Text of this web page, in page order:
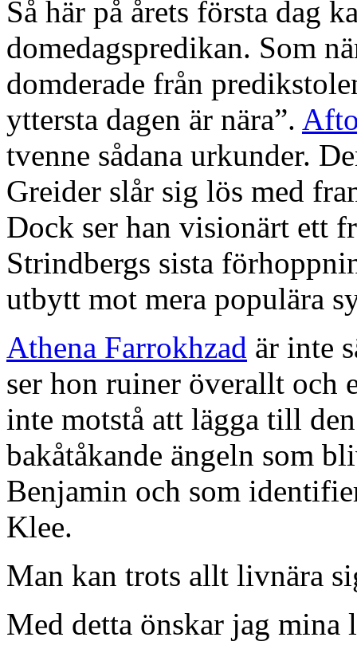
Så här på årets första dag
domedagspredikan. Som
domderade från
yttersta dagen är nära”.
tvenne sådana urkunder.
Greider slår sig lös med
Dock ser han visionärt ett
Strindbergs sista
utbytt mot mera populära
Athena Farrokhzad är inte
ser hon ruiner överallt och
inte motstå att lägga till
bakåtåkande ängeln som
Benjamin och som
Klee.
Man kan trots allt livnära
Med detta önskar jag mina